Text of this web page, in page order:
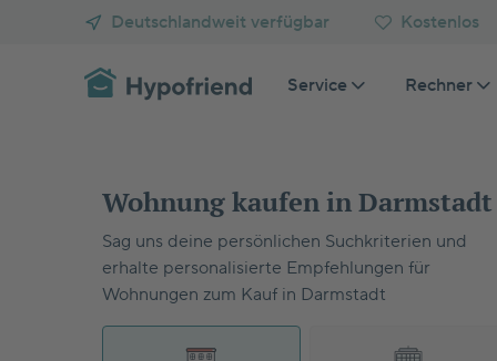
Deutschlandweit verfügbar Kostenlos
Service
Wohnung kaufen
Haus kaufen
Kaufbegleitung
Rechner
Vergleiche
Altersvorsorge
Finanzierung planen
Hauskauf Grundlagen
Finanzierungsgrundlagen
Erweiterte Fortgeschritten
Wohnung kaufen in Darmstadt
Sag uns deine persönlichen Suchkriterien und
erhalte personalisierte Empfehlungen für
Wohnungen zum Kauf in Darmstadt